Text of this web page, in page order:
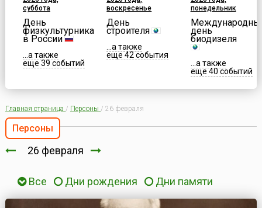
суббота
День
физкультурника
в России
...а также
еще 39 событий
воскресенье
День
строителя
...а также
еще 42 события
понедельник
день
биодизеля
...а также
еще 40 событий
Главная страница / Персоны / 26 февраля
Персоны
26 февраля
Все Дни рождения Дни памяти